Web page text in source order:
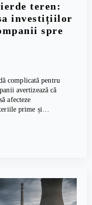
teren:
investițiilor
spre
complicată pentru
avertizează că
afecteze
prime și…